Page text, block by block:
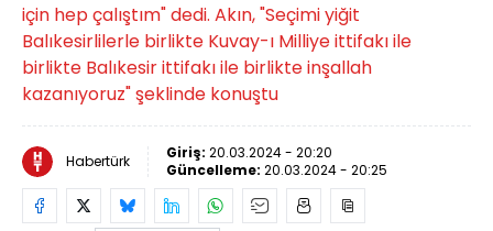
için hep çalıştım" dedi. Akın, "Seçimi yiğit
Balıkesirlilerle birlikte Kuvay-ı Milliye ittifakı ile
birlikte Balıkesir ittifakı ile birlikte inşallah
kazanıyoruz" şeklinde konuştu
Habertürk Giriş: 20.03.2024 - 20:20
Güncelleme: 20.03.2024 - 20:25